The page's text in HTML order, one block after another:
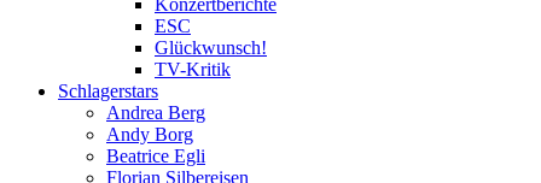
Konzertberichte
ESC
Glückwunsch!
TV-Kritik
Schlagerstars
Andrea Berg
Andy Borg
Beatrice Egli
Florian Silbereisen